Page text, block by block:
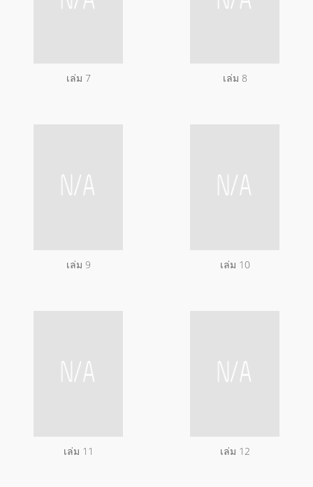
เล่ม 7 เล่ม 8
เล่ม 9 เล่ม 10
เล่ม 11 เล่ม 12